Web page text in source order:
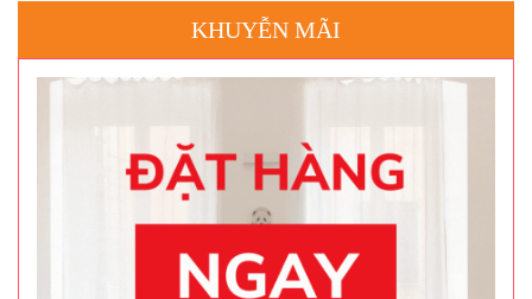
KHUYỄN MÃI